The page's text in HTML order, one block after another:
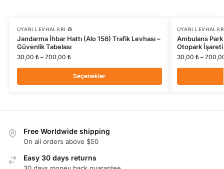
UYARI LEVHALARI 👷
Jandarma İhbar Hattı (Alo 156) Trafik Levhası –
Güvenlik Tabelası
30,00 ₺ – 700,00 ₺
Seçenekler
UYARI
Ambulans
Otopark İşareti
30,00 ₺ –
Free Worldwide shipping
On all orders above $50
Easy 30 days returns